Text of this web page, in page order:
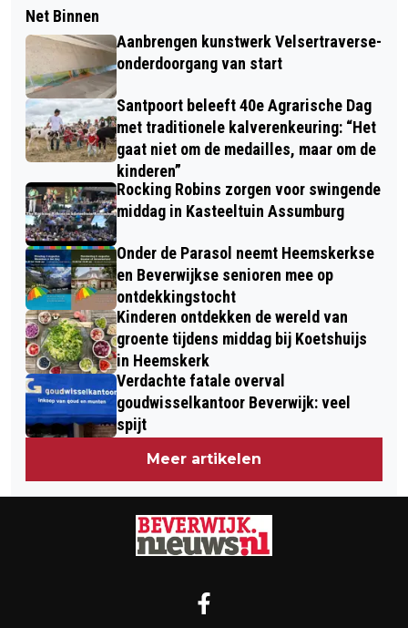
Net Binnen
Aanbrengen kunstwerk Velsertraverse-
onderdoorgang van start
Santpoort beleeft 40e Agrarische Dag
met traditionele kalverenkeuring: “Het
gaat niet om de medailles, maar om de
kinderen”
Rocking Robins zorgen voor swingende
middag in Kasteeltuin Assumburg
Onder de Parasol neemt Heemskerkse
en Beverwijkse senioren mee op
ontdekkingstocht
Kinderen ontdekken de wereld van
groente tijdens middag bij Koetshuijs
in Heemskerk
Verdachte fatale overval
goudwisselkantoor Beverwijk: veel
spijt
Meer artikelen